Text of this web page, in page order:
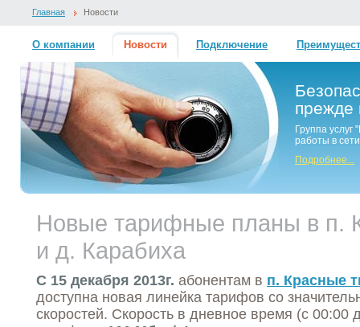
Главная Новости
О компании Новости Подключение
прежде
Группа
работы в сети
Подробнее...
Новые тарифные планы в п.
и д. Карабиха
С 15 декабря 2013г. абонентам в п. Красные
доступна новая линейка тарифов со
скоростей. Скорость в дневное время (с 00:00